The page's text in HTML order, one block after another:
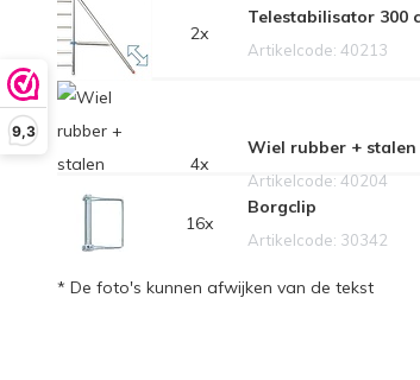
9,3
2x
Telestabilisator 300
Artikelcode: 40213
4x
Wiel rubber + stalen
Artikelcode: 40204
16x
Borgclip
Artikelcode: 30342
* De foto's kunnen afwijken van de tekst